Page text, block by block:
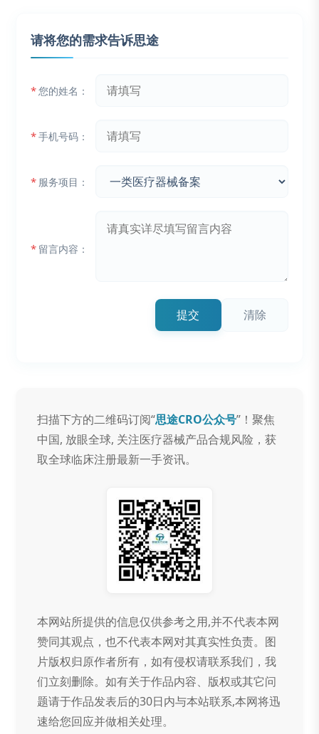
请将您的需求告诉思途
*您的姓名：
*手机号码：
* 服务项目：
* 留言内容：
提交 清除
扫描下方的二维码订阅“思途CRO公众号”！聚焦
中国, 放眼全球, 关注医疗器械产品合规风险，获
取全球临床注册最新一手资讯。
本网站所提供的信息仅供参考之用,并不代表本网
赞同其观点，也不代表本网对其真实性负责。图
片版权归原作者所有，如有侵权请联系我们，我
们立刻删除。如有关于作品内容、版权或其它问
题请于作品发表后的30日内与本站联系,本网将迅
速给您回应并做相关处理。